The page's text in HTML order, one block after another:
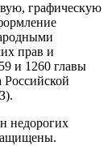
графическую
прав и
и 1260 главы
Российской
недорогих